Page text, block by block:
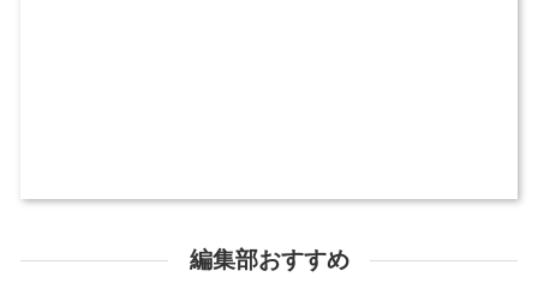
編集部おすすめ